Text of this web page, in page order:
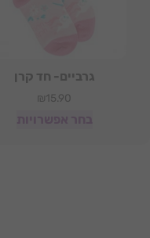
גרביים- חד קרן
₪15.90